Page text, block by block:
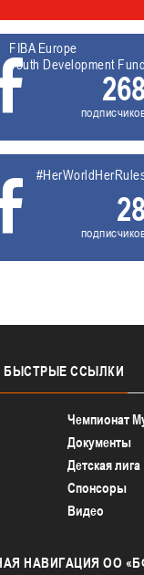
FIBA Europe
Youth Development Fund
268
28
БЫСТРЫЕ ССЫЛКИ
Чемпионат
Документы
Детская лига
Спонсоры
Видео
НАВИГАЦИЯ ОО